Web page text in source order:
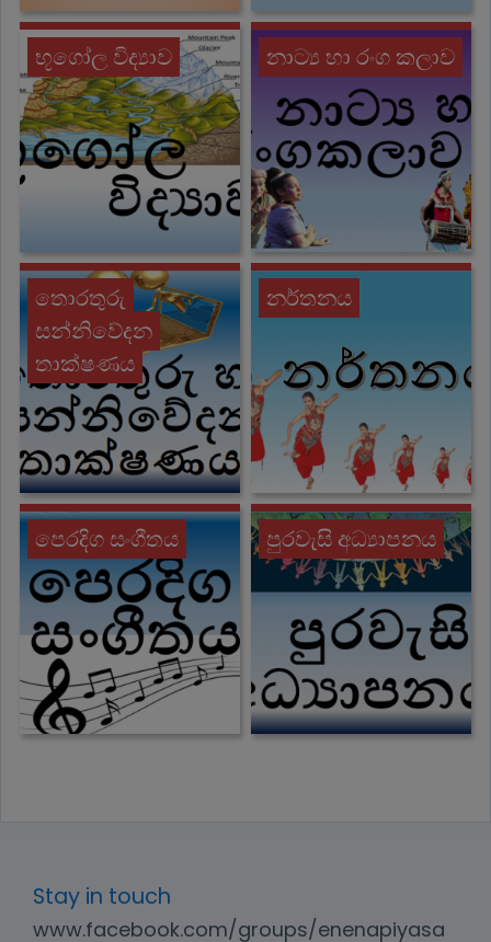
භූගෝල විද්‍යාව නාට්‍ය හා රංග කලාව
තොරතුරු
සන්නිවේදන
තාක්ෂණය
නර්තනය
පෙරදිග සංගීතය පුරවැසි අධ්‍යාපනය
Stay in touch
www.facebook.com/groups/enenapiyasa